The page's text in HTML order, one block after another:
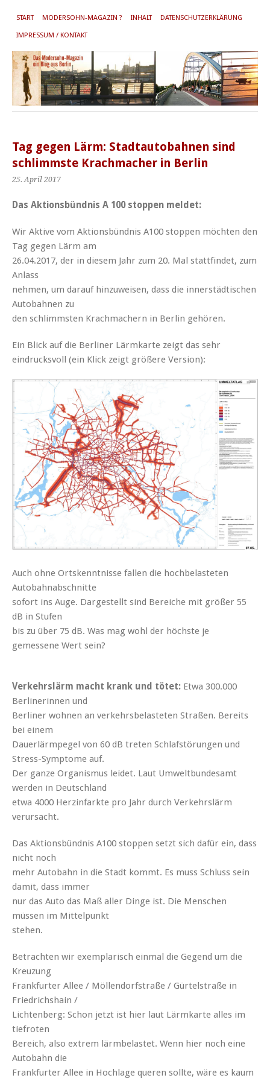
START MODERSOHN-MAGAZIN ? INHALT DATENSCHUTZERKLÄRUNG
IMPRESSUM / KONTAKT
Tag gegen Lärm: Stadtautobahnen sind
schlimmste Krachmacher in Berlin
25. April 2017
Das Aktionsbündnis A 100 stoppen meldet:
Wir Aktive vom Aktionsbündnis A100 stoppen möchten den
Tag gegen Lärm am
26.04.2017, der in diesem Jahr zum 20. Mal stattfindet, zum
Anlass
nehmen, um darauf hinzuweisen, dass die innerstädtischen
Autobahnen zu
den schlimmsten Krachmachern in Berlin gehören.
Ein Blick auf die Berliner Lärmkarte zeigt das sehr
eindrucksvoll (ein Klick zeigt größere Version):
Auch ohne Ortskenntnisse fallen die hochbelasteten
Autobahnabschnitte
sofort ins Auge. Dargestellt sind Bereiche mit größer 55
dB in Stufen
bis zu über 75 dB. Was mag wohl der höchste je
gemessene Wert sein?
Verkehrslärm macht krank und tötet: Etwa 300.000
Berlinerinnen und
Berliner wohnen an verkehrsbelasteten Straßen. Bereits
bei einem
Dauerlärmpegel von 60 dB treten Schlafstörungen und
Stress-Symptome auf.
Der ganze Organismus leidet. Laut Umweltbundesamt
werden in Deutschland
etwa 4000 Herzinfarkte pro Jahr durch Verkehrslärm
verursacht.
Das Aktionsbündnis A100 stoppen setzt sich dafür ein, dass
nicht noch
mehr Autobahn in die Stadt kommt. Es muss Schluss sein
damit, dass immer
nur das Auto das Maß aller Dinge ist. Die Menschen
müssen im Mittelpunkt
stehen.
Betrachten wir exemplarisch einmal die Gegend um die
Kreuzung
Frankfurter Allee / Möllendorfstraße / Gürtelstraße in
Friedrichshain /
Lichtenberg: Schon jetzt ist hier laut Lärmkarte alles im
tiefroten
Bereich, also extrem lärmbelastet. Wenn hier noch eine
Autobahn die
Frankfurter Allee in Hochlage queren sollte, wäre es kaum